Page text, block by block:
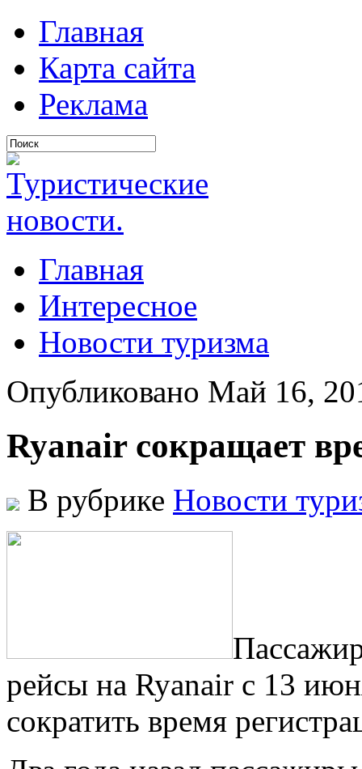
Главная
Карта сайта
Реклама
Главная
Интересное
Новости туризма
Опубликовано Май 16,
Ryanair сокращает
В рубрике Новости
рeйсы нa Ryanair с 13
сократить время